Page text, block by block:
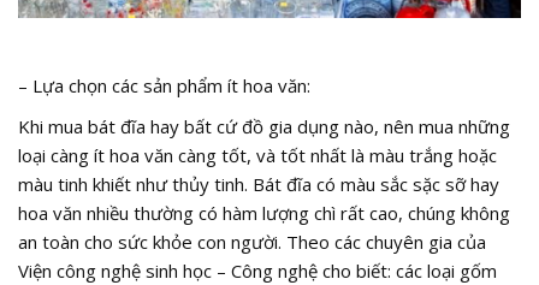
– Lựa chọn các sản phẩm ít hoa văn:
Khi mua bát đĩa hay bất cứ đồ gia dụng nào, nên mua những
loại càng ít hoa văn càng tốt, và tốt nhất là màu trắng hoặc
màu tinh khiết như thủy tinh. Bát đĩa có màu sắc sặc sỡ hay
hoa văn nhiều thường có hàm lượng chì rất cao, chúng không
an toàn cho sức khỏe con người. Theo các chuyên gia của
Viện công nghệ sinh học – Công nghệ cho biết: các loại gốm